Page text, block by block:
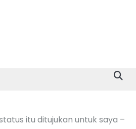
itu ditujukan untuk saya –